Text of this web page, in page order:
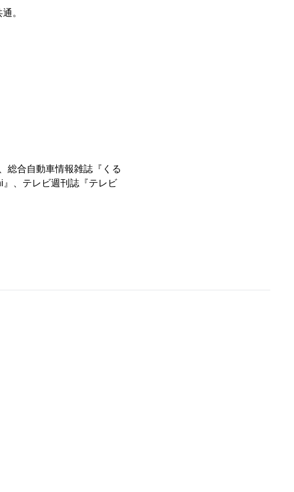
。
総合自動車情報雑誌『くる
、テレビ週刊誌『テレビ